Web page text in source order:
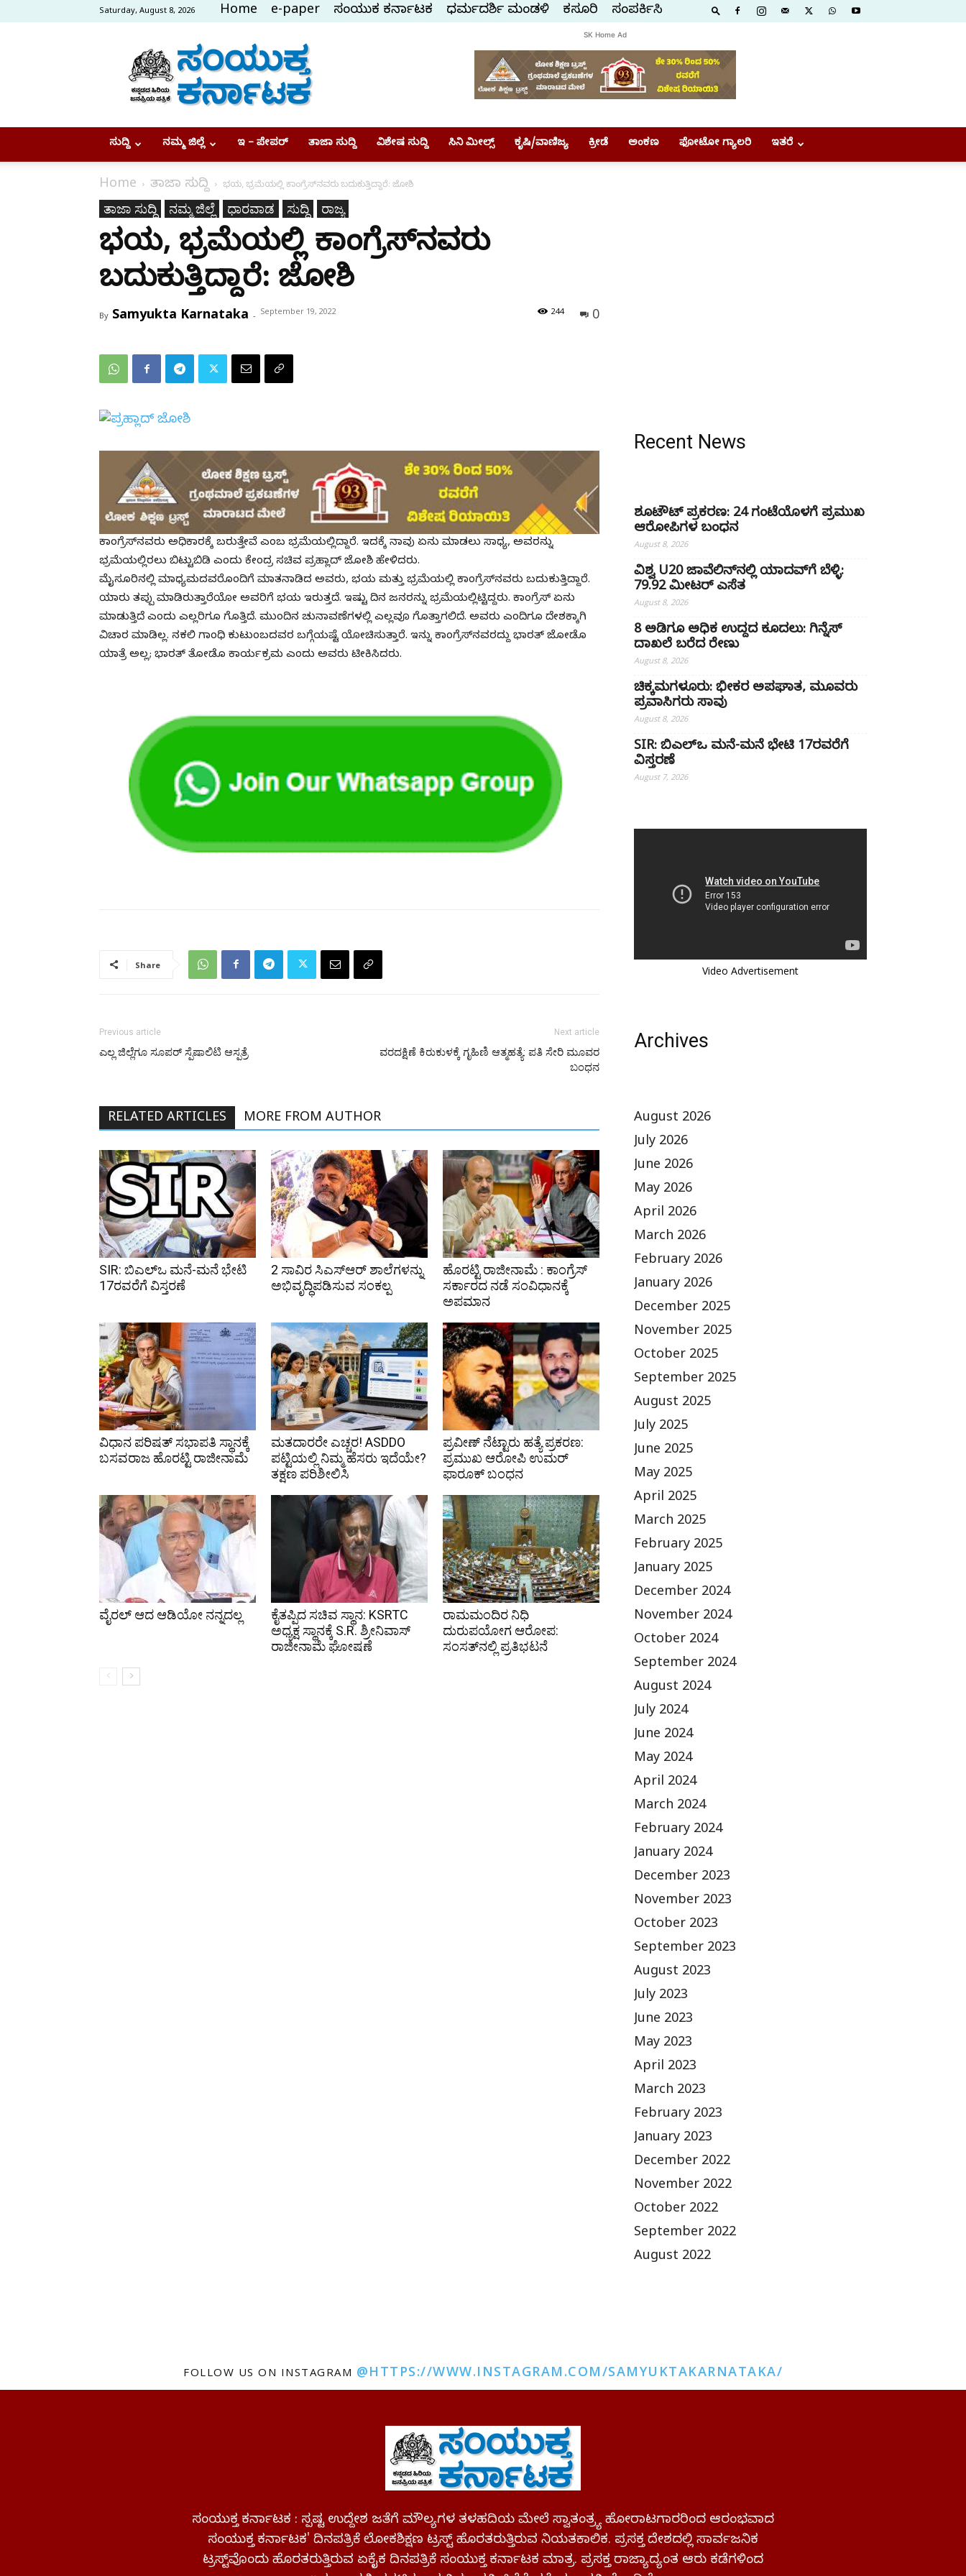
Saturday, August 8, 2026 Home e-paper ಸಂಯುಕ್ತ ಕರ್ನಾಟಕ ಧರ್ಮದರ್ಶಿ ಮಂಡಳಿ ಕಸ್ತೂರಿ ಸಂಪರ್ಕಿಸಿ
Samyukta
Karnataka
SK Home Ad
ಸುದ್ದಿ ನಮ್ಮ ಜಿಲ್ಲೆ ಇ – ಪೇಪರ್ ತಾಜಾ ಸುದ್ದಿ ವಿಶೇಷ ಸುದ್ದಿ ಸಿನಿ ಮೀಲ್ಸ್ ಕೃಷಿ/ವಾಣಿಜ್ಯ ಕ್ರೀಡೆ ಅಂಕಣ ಫೋಟೋ ಗ್ಯಾಲರಿ ಇತರೆ
Home ತಾಜಾ ಸುದ್ದಿ ಭಯ, ಭ್ರಮೆಯಲ್ಲಿ ಕಾಂಗ್ರೆಸ್‌ನವರು ಬದುಕುತ್ತಿದ್ದಾರೆ: ಜೋಶಿ
ತಾಜಾ ಸುದ್ದಿ ನಮ್ಮ ಜಿಲ್ಲೆ ಧಾರವಾಡ ಸುದ್ದಿ ರಾಜ್ಯ
ಭಯ, ಭ್ರಮೆಯಲ್ಲಿ ಕಾಂಗ್ರೆಸ್‌ನವರು
ಬದುಕುತ್ತಿದ್ದಾರೆ: ಜೋಶಿ
By Samyukta Karnataka - September 19, 2022 0
244
ಕಾಂಗ್ರೆಸ್‌ನವರು ಅಧಿಕಾರಕ್ಕೆ ಬರುತ್ತೇವೆ ಎಂಬ ಭ್ರಮೆಯಲ್ಲಿದ್ದಾರೆ. ಇದಕ್ಕೆ ನಾವು ಏನು ಮಾಡಲು ಸಾಧ್ಯ, ಅವರನ್ನು
ಭ್ರಮೆಯಲ್ಲಿರಲು ಬಿಟ್ಟುಬಿಡಿ ಎಂದು ಕೇಂದ್ರ ಸಚಿವ ಪ್ರಹ್ಲಾದ್ ಜೋಶಿ ಹೇಳಿದರು.
ಮೈಸೂರಿನಲ್ಲಿ ಮಾಧ್ಯಮದವರೊಂದಿಗೆ ಮಾತನಾಡಿದ ಅವರು, ಭಯ ಮತ್ತು ಭ್ರಮೆಯಲ್ಲಿ ಕಾಂಗ್ರೆಸ್‌ನವರು ಬದುಕುತ್ತಿದ್ದಾರೆ.
ಯಾರು ತಪ್ಪು ಮಾಡಿರುತ್ತಾರೆಯೋ ಅವರಿಗೆ ಭಯ ಇರುತ್ತದೆ. ಇಷ್ಟು ದಿನ ಜನರನ್ನು ಭ್ರಮೆಯಲ್ಲಿಟ್ಟಿದ್ದರು. ಕಾಂಗ್ರೆಸ್ ಏನು
ಮಾಡುತ್ತಿದೆ ಎಂದು ಎಲ್ಲರಿಗೂ ಗೊತ್ತಿದೆ. ಮುಂದಿನ ಚುನಾವಣೆಗಳಲ್ಲಿ ಎಲ್ಲವೂ ಗೊತ್ತಾಗಲಿದೆ. ಅವರು ಎಂದಿಗೂ ದೇಶಕ್ಕಾಗಿ
ವಿಚಾರ ಮಾಡಿಲ್ಲ. ನಕಲಿ ಗಾಂಧಿ ಕುಟುಂಬದವರ ಬಗ್ಗೆಯಷ್ಟೆ ಯೋಚಿಸುತ್ತಾರೆ. ಇನ್ನು ಕಾಂಗ್ರೆಸ್‌ನವರದ್ದು ಭಾರತ್‌ ಜೋಡೊ
ಯಾತ್ರೆ ಅಲ್ಲ; ಭಾರತ್‌ ತೋಡೊ ಕಾರ್ಯಕ್ರಮ ಎಂದು ಅವರು ಟೀಕಿಸಿದರು.
Share
Previous article
‌ಎಲ್ಲ ಜಿಲ್ಲೆಗೂ ಸೂಪರ್‌ ಸ್ಪೆಷಾಲಿಟಿ ಆಸ್ಪತ್ರೆ
Next article
ವರದಕ್ಷಿಣೆ ಕಿರುಕುಳಕ್ಕೆ ಗೃಹಿಣಿ ಆತ್ಮಹತ್ಯೆ: ಪತಿ ಸೇರಿ ಮೂವರ
ಬಂಧನ
RELATED ARTICLES MORE FROM AUTHOR
SIR: ಬಿಎಲ್ಒ ಮನೆ-ಮನೆ ಭೇಟಿ
17ರವರೆಗೆ ವಿಸ್ತರಣೆ
2 ಸಾವಿರ ಸಿಎಸ್‌ಆರ್ ಶಾಲೆಗಳನ್ನು
ಅಭಿವೃದ್ಧಿಪಡಿಸುವ ಸಂಕಲ್ಪ
ಹೊರಟ್ಟಿ ರಾಜೀನಾಮೆ : ಕಾಂಗ್ರೆಸ್
ಸರ್ಕಾರದ ನಡೆ ಸಂವಿಧಾನಕ್ಕೆ
ಅಪಮಾನ
ವಿಧಾನ ಪರಿಷತ್ ಸಭಾಪತಿ ಸ್ಥಾನಕ್ಕೆ
ಬಸವರಾಜ ಹೊರಟ್ಟಿ ರಾಜೀನಾಮೆ
ಮತದಾರರೇ ಎಚ್ಚರ! ASDDO
ಪಟ್ಟಿಯಲ್ಲಿ ನಿಮ್ಮ ಹೆಸರು ಇದೆಯೇ?
ತಕ್ಷಣ ಪರಿಶೀಲಿಸಿ
ಪ್ರವೀಣ್ ನೆಟ್ಟಾರು ಹತ್ಯೆ ಪ್ರಕರಣ:
ಪ್ರಮುಖ ಆರೋಪಿ ಉಮರ್
ಫಾರೂಕ್ ಬಂಧನ
ವೈರಲ್ ಆದ ಆಡಿಯೋ ನನ್ನದಲ್ಲ
ಕೈತಪ್ಪಿದ ಸಚಿವ ಸ್ಥಾನ: KSRTC
ಅಧ್ಯಕ್ಷ ಸ್ಥಾನಕ್ಕೆ S.R. ಶ್ರೀನಿವಾಸ್
ರಾಜೀನಾಮೆ ಘೋಷಣೆ
ರಾಮಮಂದಿರ ನಿಧಿ
ದುರುಪಯೋಗ ಆರೋಪ:
ಸಂಸತ್‌ನಲ್ಲಿ ಪ್ರತಿಭಟನೆ
Recent News
ಶೂಟೌಟ್ ಪ್ರಕರಣ: 24 ಗಂಟೆಯೊಳಗೆ ಪ್ರಮುಖ
ಆರೋಪಿಗಳ ಬಂಧನ
August 8, 2026
ವಿಶ್ವ U20 ಜಾವೆಲಿನ್‌ನಲ್ಲಿ ಯಾದವ್‌ಗೆ ಬೆಳ್ಳಿ:
79.92 ಮೀಟರ್ ಎಸೆತ
August 8, 2026
8 ಅಡಿಗೂ ಅಧಿಕ ಉದ್ದದ ಕೂದಲು: ಗಿನ್ನೆಸ್
ದಾಖಲೆ ಬರೆದ ರೇಣು
August 8, 2026
ಚಿಕ್ಕಮಗಳೂರು: ಭೀಕರ ಅಪಘಾತ, ಮೂವರು
ಪ್ರವಾಸಿಗರು ಸಾವು
August 8, 2026
SIR: ಬಿಎಲ್ಒ ಮನೆ-ಮನೆ ಭೇಟಿ 17ರವರೆಗೆ
ವಿಸ್ತರಣೆ
August 7, 2026
Video Advertisement
Archives
August 2026
July 2026
June 2026
May 2026
April 2026
March 2026
February 2026
January 2026
December 2025
November 2025
October 2025
September 2025
August 2025
July 2025
June 2025
May 2025
April 2025
March 2025
February 2025
January 2025
December 2024
November 2024
October 2024
September 2024
August 2024
July 2024
June 2024
May 2024
April 2024
March 2024
February 2024
January 2024
December 2023
November 2023
October 2023
September 2023
August 2023
July 2023
June 2023
May 2023
April 2023
March 2023
February 2023
January 2023
December 2022
November 2022
October 2022
September 2022
August 2022
FOLLOW US ON INSTAGRAM @HTTPS://WWW.INSTAGRAM.COM/SAMYUKTAKARNATAKA/
ಸಂಯುಕ್ತ ಕರ್ನಾಟಕ : ಸ್ಪಷ್ಟ ಉದ್ದೇಶ ಜತೆಗೆ ಮೌಲ್ಯಗಳ ತಳಹದಿಯ ಮೇಲೆ ಸ್ವಾತಂತ್ರ್ಯ ಹೋರಾಟಗಾರರಿಂದ ಆರಂಭವಾದ
ಸಂಯುಕ್ತ ಕರ್ನಾಟಕ' ದಿನಪತ್ರಿಕೆ ಲೋಕಶಿಕ್ಷಣ ಟ್ರಸ್ಟ್ ಹೊರತರುತ್ತಿರುವ ನಿಯತಕಾಲಿಕ. ಪ್ರಸಕ್ತ ದೇಶದಲ್ಲಿ ಸಾರ್ವಜನಿಕ
ಟ್ರಸ್ಟ್‌ವೊಂದು ಹೊರತರುತ್ತಿರುವ ಏಕೈಕ ದಿನಪತ್ರಿಕೆ ಸಂಯುಕ್ತ ಕರ್ನಾಟಕ ಮಾತ್ರ. ಪ್ರಸಕ್ತ ರಾಜ್ಯಾದ್ಯಂತ ಆರು ಕಡೆಗಳಿಂದ